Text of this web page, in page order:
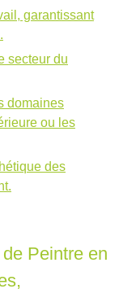
garantissant
secteur du
domaines
ou les
des
Peintre en